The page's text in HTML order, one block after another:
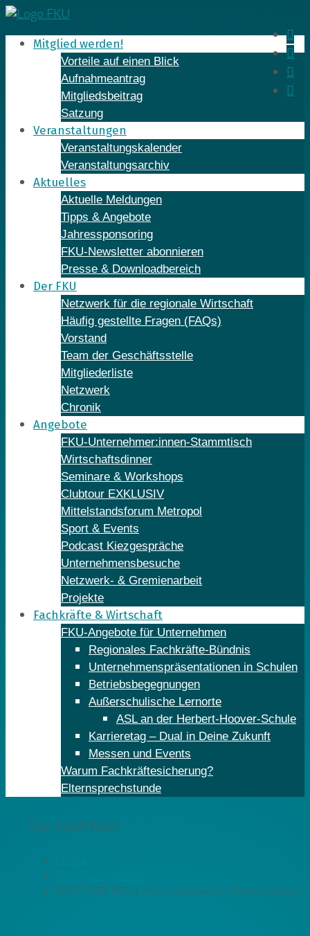
Skip
to
contentMitglied werden!
Vorteile auf einen Blick
Aufnahmeantrag
Mitgliedsbeitrag
Satzung
Veranstaltungen
Veranstaltungskalender
Veranstaltungsarchiv
Aktuelles
Aktuelle Meldungen
Tipps & Angebote
Jahressponsoring
FKU-Newsletter abonnieren
Presse & Downloadbereich
Der FKU
Netzwerk für die regionale Wirtschaft
Häufig gestellte Fragen (FAQs)
Vorstand
Team der Geschäftsstelle
Mitgliederliste
Netzwerk
Chronik
Angebote
FKU-Unternehmer:innen-Stammtisch
Wirtschaftsdinner
Seminare & Workshops
Clubtour EXKLUSIV
Mittelstandsforum Metropol
Sport & Events
Podcast Kiezgespräche
Unternehmensbesuche
Netzwerk- & Gremienarbeit
Projekte
Fachkräfte & Wirtschaft
FKU-Angebote für Unternehmen
Regionales Fachkräfte-Bündnis
Unternehmenspräsentationen in Schulen
Betriebsbegegnungen
Außerschulische Lernorte
ASL an der Herbert-Hoover-Schule
Karrieretag – Dual in Deine Zukunft
Messen und Events
Warum Fachkräftesicherung?
Elternsprechstunde
Sie sind hier:
EAST SIDE MALL Adventskalender-Gewinnaktion